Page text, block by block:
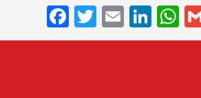
Facebook
Twitter
Email